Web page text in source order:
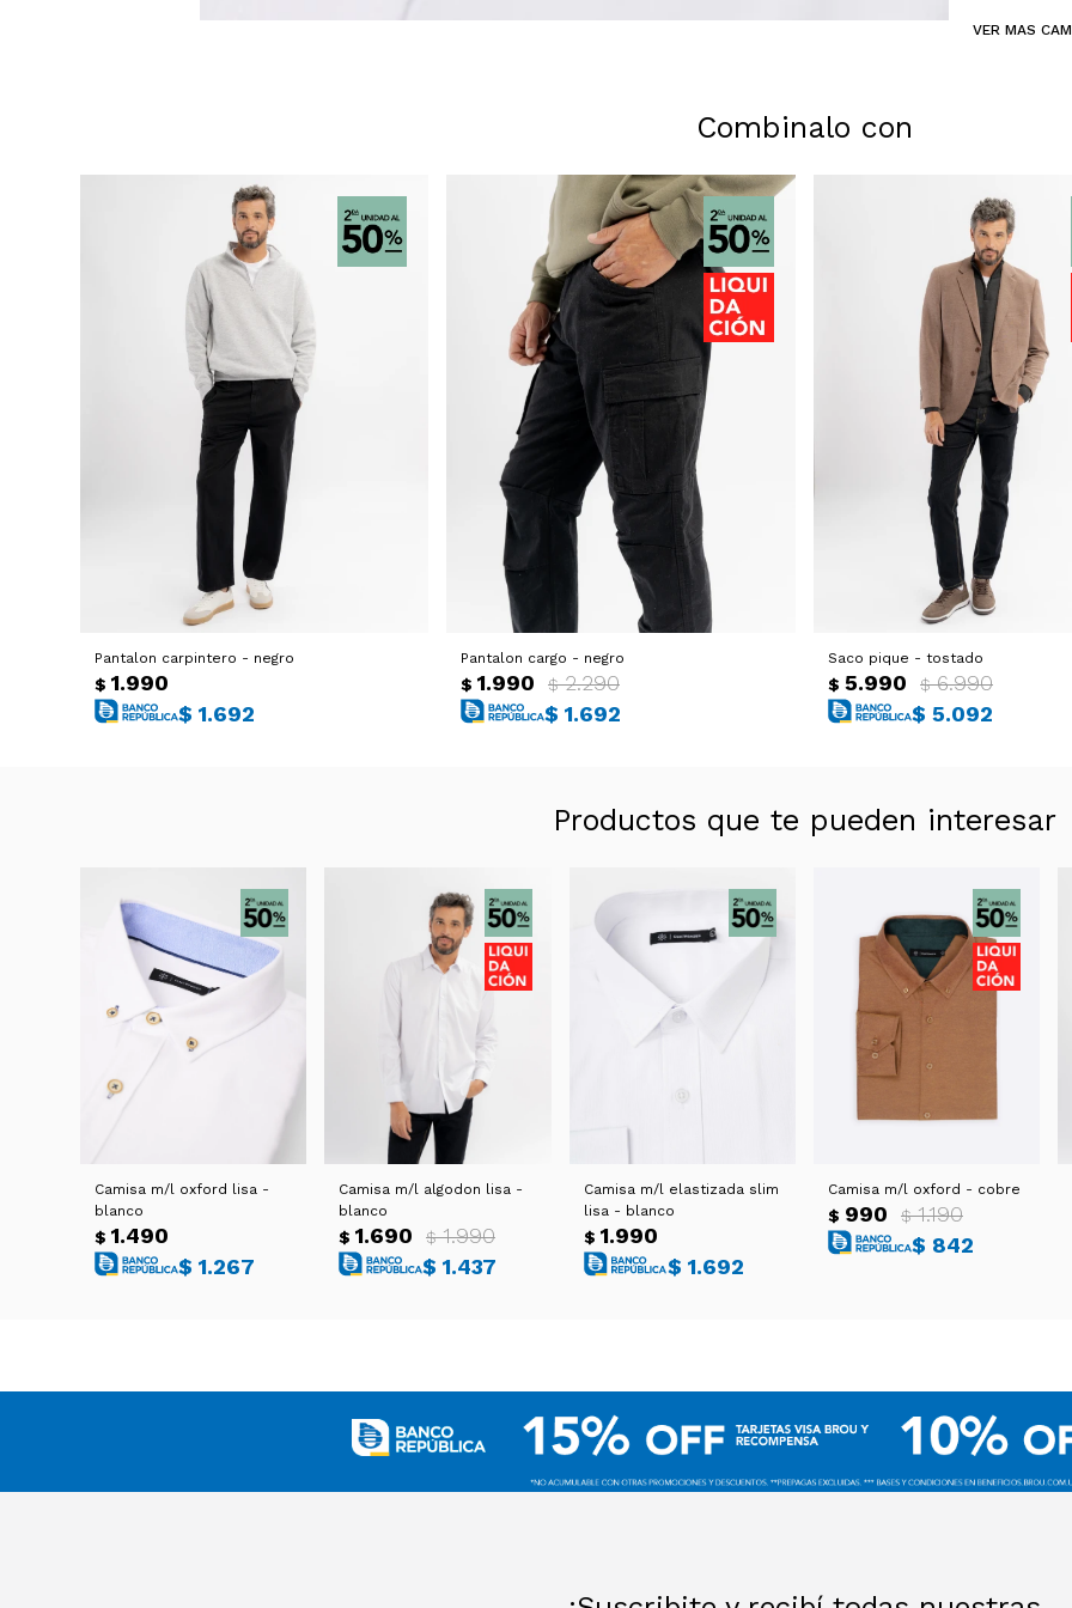
VER MAS
Combinalo con
Pantalon carpintero - negro
$ 1.990
$ 1.692
Pantalon cargo - negro
$ 1.990 $ 2.290
$ 1.692
Saco pique - tostado
$ 5.990 $ 6.990
$ 5.092
Productos que te pueden interesar
Camisa m/l oxford lisa -
blanco
$ 1.490
$ 1.267
Camisa m/l algodon lisa -
blanco
$ 1.690 $ 1.990
$ 1.437
Camisa m/l elastizada slim
lisa - blanco
$ 1.990
$ 1.692
Camisa m/l oxford - cobre
$ 990 $ 1.190
$ 842